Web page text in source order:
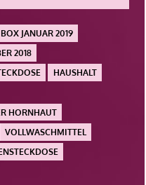
JANUAR 2019
2018
HAUSHALT
HORNHAUT
VOLLWASCHMITTEL